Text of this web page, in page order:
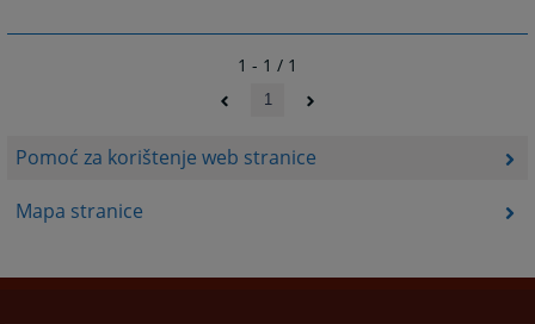
Pomoć za korištenje web stranice
Mapa stranice
1 - 1 / 1
1